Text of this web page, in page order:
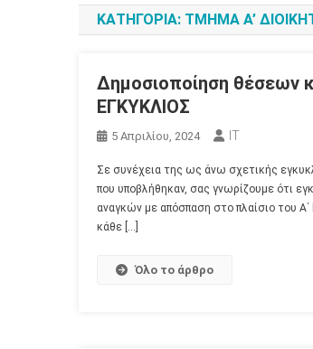
ΚΑΤΗΓΟΡΊΑ: ΤΜΗΜΑ Α’
Δημοσιοποίηση θέσεων
ΕΓΚΥΚΛΙΟΣ
5 Απριλίου, 2024 IT
Σε συνέχεια της ως άνω σχετικής
που υποβλήθηκαν, σας γνωρίζουμε ότι
αναγκών με απόσπαση στο πλαίσιο του
κάθε […]
Όλο το άρθρο